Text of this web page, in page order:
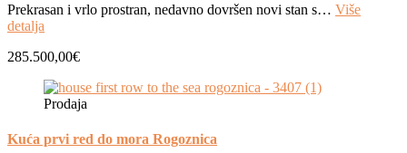
Prekrasan i vrlo prostran, nedavno dovršen novi stan s… Više
detalja
285.500,00€
Prodaja
Kuća prvi red do mora Rogoznica